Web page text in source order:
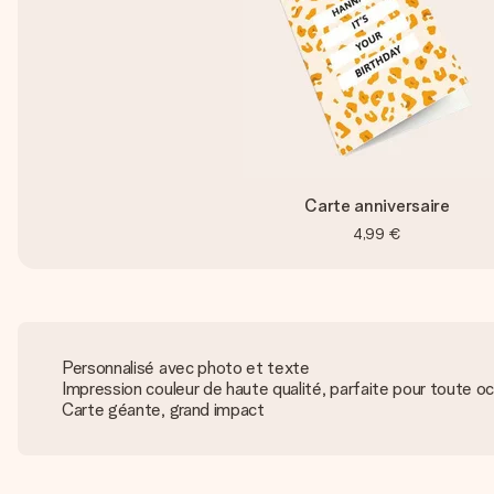
Carte anniversaire
4,99 €
Personnalisé avec photo et texte
Impression couleur de haute qualité, parfaite pour toute
Carte géante, grand impact